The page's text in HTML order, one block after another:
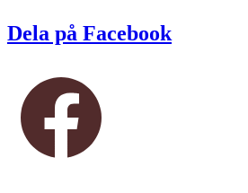
Dela på Facebook